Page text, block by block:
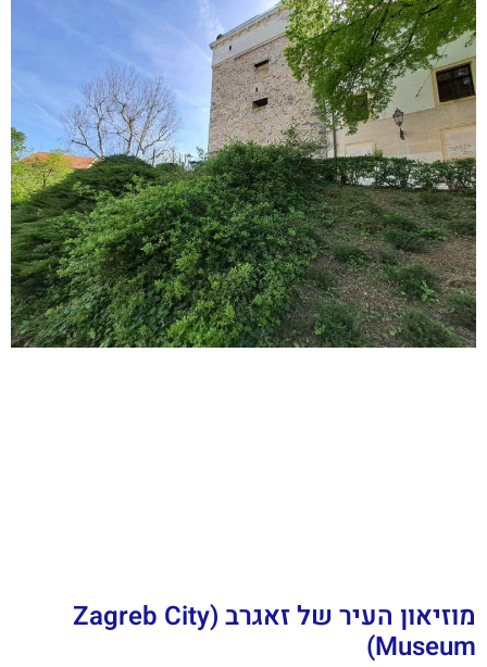
מוזיאון העיר של זאגרב (Zagreb City
Museum)